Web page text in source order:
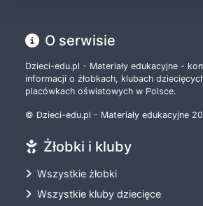
O serwisie
Dzieci-edu.pl - Materiały edukacyjne -
informacji o żłobkach, klubach
placówkach oświatowych w Polsce.
© Dzieci-edu.pl - Materiały edukacyjne
Żłobki i kluby
Wszystkie żłobki
Wszystkie kluby dziecięce